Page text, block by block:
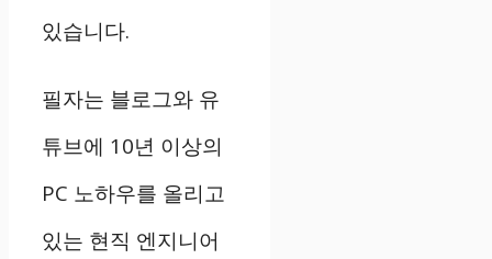
있습니다.
필자는 블로그와 유
튜브에 10년 이상의
PC 노하우를 올리고
있는 현직 엔지니어